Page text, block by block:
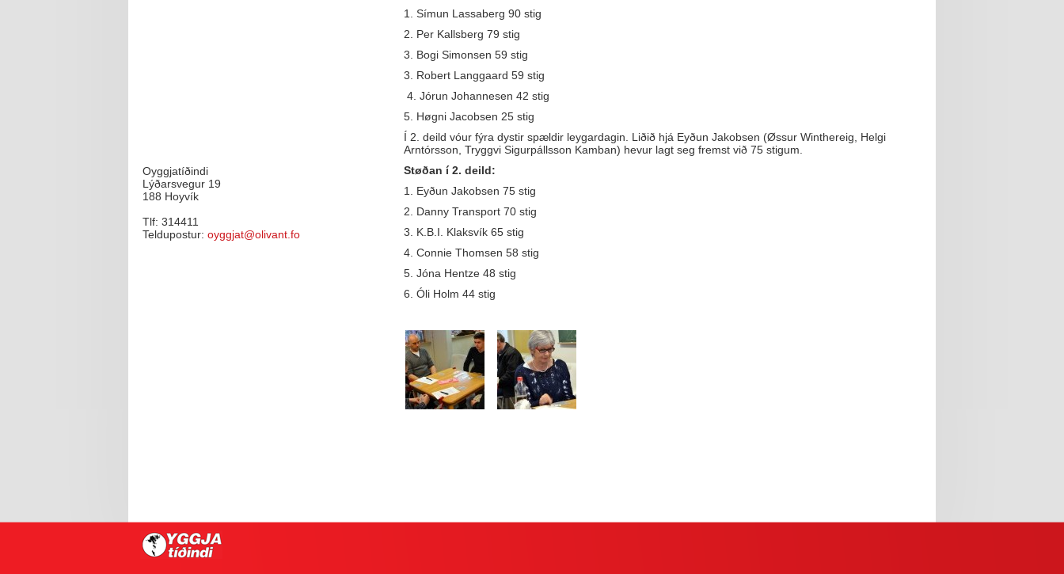
Oyggjatíðindi
Lýðarsvegur 19
188 Hoyvík
Tlf: 314411
Teldupostur: oyggjat@olivant.fo
1. Símun Lassaberg 90 stig
2. Per Kallsberg 79 stig
3. Bogi Simonsen 59 stig
3. Robert Langgaard 59 stig
4. Jórun Johannesen 42 stig
5. Høgni Jacobsen 25 stig
Í 2. deild vóur fýra dystir spældir leygardagin. Liðið hjá Eyðun Jakobsen (Øssur Winthereig, Helgi
Arntórsson, Tryggvi Sigurpállsson Kamban) hevur lagt seg fremst við 75 stigum.
Støðan í 2. deild:
1. Eyðun Jakobsen 75 stig
2. Danny Transport 70 stig
3. K.B.I. Klaksvík 65 stig
4. Connie Thomsen 58 stig
5. Jóna Hentze 48 stig
6. Óli Holm 44 stig